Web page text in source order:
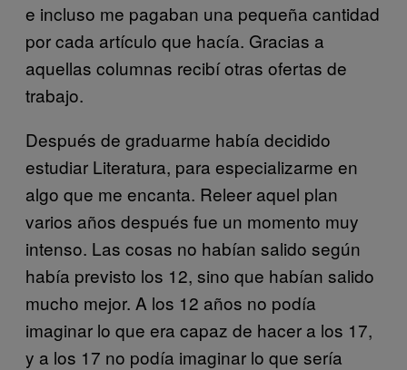
e incluso me pagaban una pequeña cantidad
por cada artículo que hacía. Gracias a
aquellas columnas recibí otras ofertas de
trabajo.
Después de graduarme había decidido
estudiar Literatura, para especializarme en
algo que me encanta. Releer aquel plan
varios años después fue un momento muy
intenso. Las cosas no habían salido según
había previsto los 12, sino que habían salido
mucho mejor. A los 12 años no podía
imaginar lo que era capaz de hacer a los 17,
y a los 17 no podía imaginar lo que sería